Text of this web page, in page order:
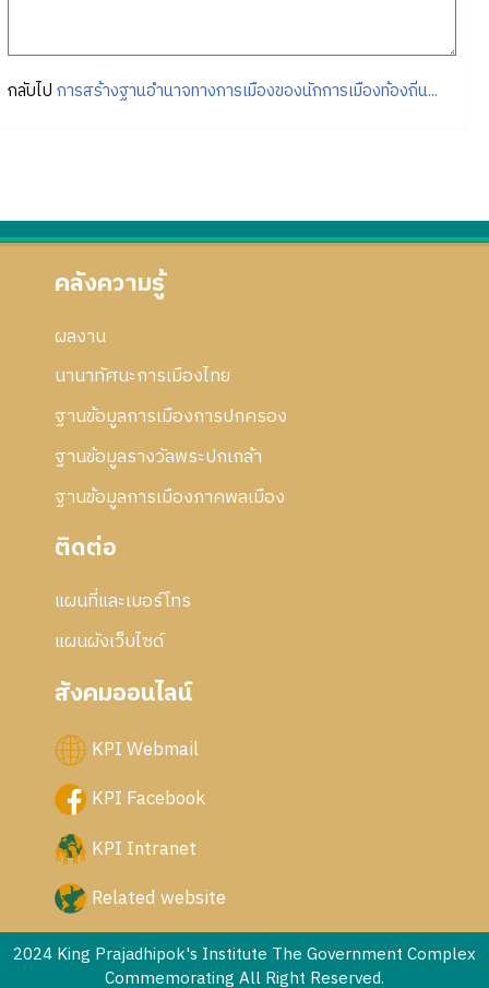
กลับไป การสร้างฐานอำนาจทางการเมืองของนักการเมืองท้องถิ่น...
คลังความรู้
ผลงาน
นานาทัศนะการเมืองไทย
ฐานข้อมูลการเมืองการปกครอง
ฐานข้อมูลรางวัลพระปกเกล้า
ฐานข้อมูลการเมืองภาคพลเมือง
ติดต่อ
แผนที่และเบอร์โทร
แผนผังเว็บไซด์
สังคมออนไลน์
KPI Webmail
KPI Facebook
KPI Intranet
Related website
2024 King Prajadhipok's Institute The Government Complex
Commemorating All Right Reserved.